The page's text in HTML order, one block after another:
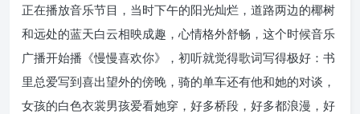
正在播放音乐节目，当时下午的阳光灿烂，道路两边的椰树
和远处的蓝天白云相映成趣，心情格外舒畅，这个时候音乐
广播开始播《慢慢喜欢你》，初听就觉得歌词写得极好：书
里总爱写到喜出望外的傍晚，骑的单车还有他和她的对谈，
女孩的白色衣裳男孩爱看她穿，好多桥段，好多都浪漫，好